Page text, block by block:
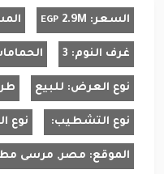
السعر: 2.9M
EGP
غرف النوم: 3
نوع العرض: للبيع
نوع التشطيب: نوع
الموقع: مصر, مرسى